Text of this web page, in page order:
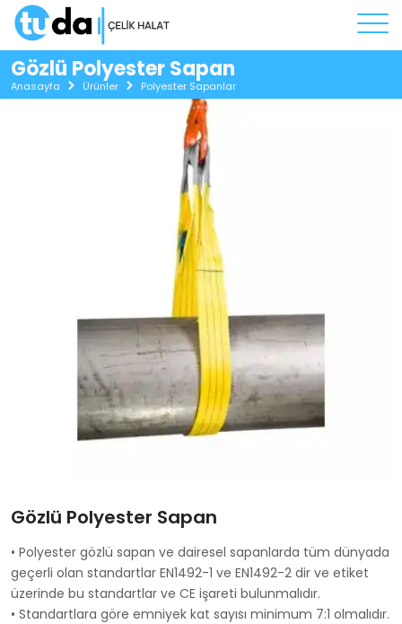
Gözlü Polyester Sapan
Anasayfa Ürünler Polyester Sapanlar
Gözlü Polyester Sapan
• Polyester gözlü sapan ve dairesel sapanlarda tüm dünyada
geçerli olan standartlar EN1492-1 ve EN1492-2 dir ve etiket
üzerinde bu standartlar ve CE işareti bulunmalıdır.
• Standartlara göre emniyek kat sayısı minimum 7:1 olmalıdır.